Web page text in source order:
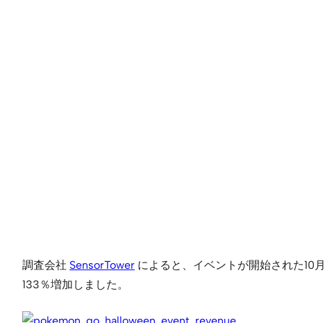
調査会社 SensorTower によると、イベントが開始された10
133％増加しました。